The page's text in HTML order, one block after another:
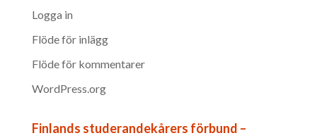
Logga in
Flöde för inlägg
Flöde för kommentarer
WordPress.org
Finlands studerandekårers förbund –